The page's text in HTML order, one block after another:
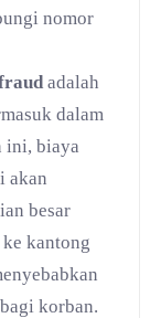
nomor
adalah
dalam
ini, biaya
akan
besar
kantong
korban.